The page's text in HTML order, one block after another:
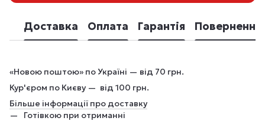
Доставка Оплата Гарантія Повернення
«Новою поштою» по Україні — від 70 грн.
Кур'єром по Києву — від 100 грн.
Більше інформації про доставку
Готівкою при отриманні